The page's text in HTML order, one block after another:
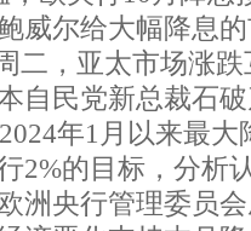
威尔给大幅降息
二，亚太市场涨
自民党新总裁石
年1月以来最
2%的目标，分析
洲央行管理委员